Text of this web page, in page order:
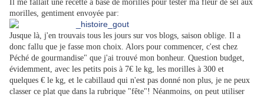
Il me fallait une recette à base de morilles pour tester ma fleur de sel aux
morilles, gentiment envoyée par:
Jusque là, j'en trouvais tous les jours sur vos blogs, saison oblige. Il a
donc fallu que je fasse mon choix. Alors pour commencer, c'est chez
Péché de gourmandise" que j'ai trouvé mon bonheur. Question budget,
évidemment, avec les petits pois à 7€ le kg, les morilles à 300 et
quelques € le kg, et le cabillaud qui n'est pas donné non plus, je ne peux
classer ce plat que dans la rubrique "fête"! Néanmoins, on peut utiliser